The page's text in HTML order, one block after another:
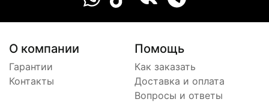
О компании
Гарантии
Контакты
Помощь
Как заказать
Доставка и оплата
Вопросы и ответы